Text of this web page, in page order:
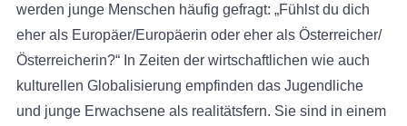
werden junge Menschen häufig gefragt: „Fühlst du dich
eher als Europäer/Europäerin oder eher als Österreicher/
Österreicherin?“ In Zeiten der wirtschaftlichen wie auch
kulturellen Globalisierung empfinden das Jugendliche
und junge Erwachsene als realitätsfern. Sie sind in einem